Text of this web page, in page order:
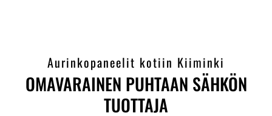
Aurinkopaneelit kotiin Kiiminki
OMAVARAINEN PUHTAAN SÄHKÖN
TUOTTAJA